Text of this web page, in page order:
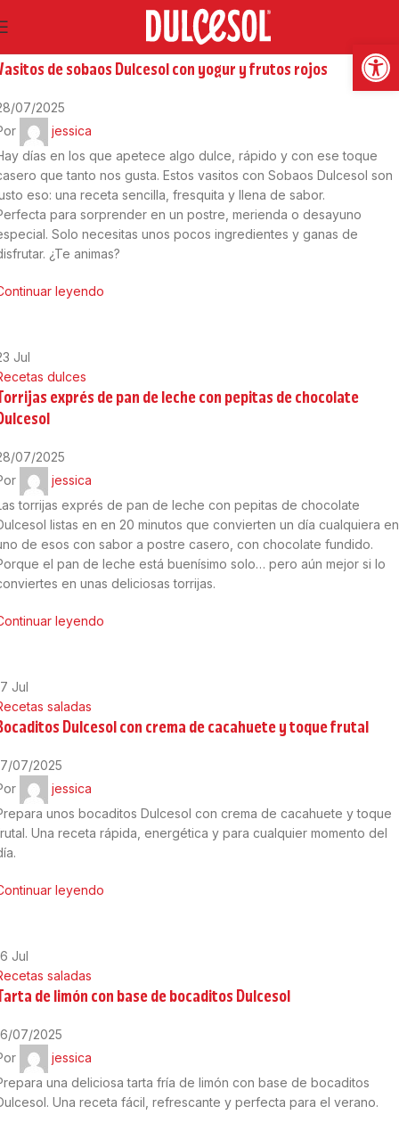
de sobaos Dulcesol con yogur y frutos rojos
07/2025
jessica
días en los que apetece algo dulce, rápido y con ese toque
que tanto nos gusta. Estos vasitos con Sobaos Dulcesol son
eso: una receta sencilla, fresquita y llena de sabor.
para sorprender en un postre, merienda o desayuno
Solo necesitas unos pocos ingredientes y ganas de
¿Te animas?
leyendo
Jul
dulces
exprés de pan de leche con pepitas de chocolate
07/2025
jessica
torrijas exprés de pan de leche con pepitas de chocolate
listas en en 20 minutos que convierten un día cualquiera en
de esos con sabor a postre casero, con chocolate fundido.
el pan de leche está buenísimo solo… pero aún mejor si lo
en unas deliciosas torrijas.
leyendo
Jul
saladas
Dulcesol con crema de cacahuete y toque frutal
07/2025
jessica
unos bocaditos Dulcesol con crema de cacahuete y toque
Una receta rápida, energética y para cualquier momento del
leyendo
Jul
saladas
de limón con base de bocaditos Dulcesol
07/2025
jessica
una deliciosa tarta fría de limón con base de bocaditos
Una receta fácil, refrescante y perfecta para el verano.